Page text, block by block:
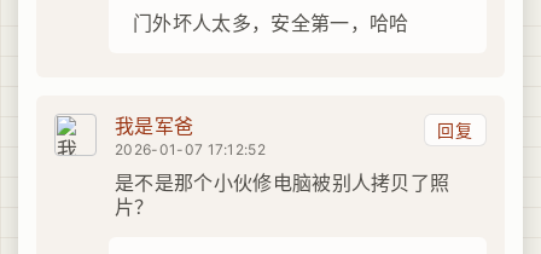
门外坏人太多，安全第一，哈哈
回复
我是军爸
2026-01-07 17:12:52
是不是那个小伙修电脑被别人拷贝了照
片？